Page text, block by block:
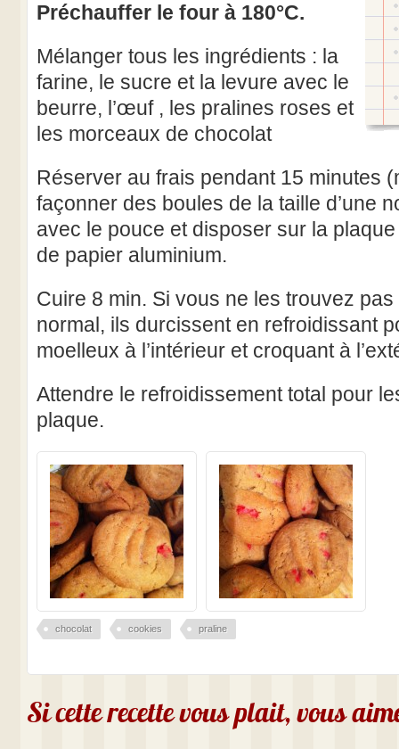
Préchauffer le four à 180°C.
Mélanger tous les ingrédients : la
farine, le sucre et la levure avec le
beurre, l’œuf , les pralines roses et
les morceaux de chocolat
Réserver au frais pendant 15 minutes
façonner des boules de la taille d’une
avec le pouce et disposer sur la
de papier aluminium.
Cuire 8 min. Si vous ne les trouvez pas
normal, ils durcissent en refroidissant
moelleux à l’intérieur et croquant à
Attendre le refroidissement total pour
plaque.
chocolat cookies praline
Si cette recette vous plait, vous